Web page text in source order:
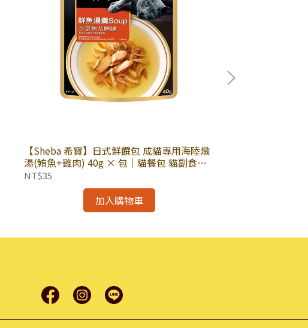
【Sheba 希寶】日式鮮饌包 成貓專用海陸燉
湯(鮪魚+雞肉) 40g × 包｜貓餐包 貓副食餐
包 希寶貓餐包｜奢華湯品系列 星級饗宴
NT$35
加入購物車